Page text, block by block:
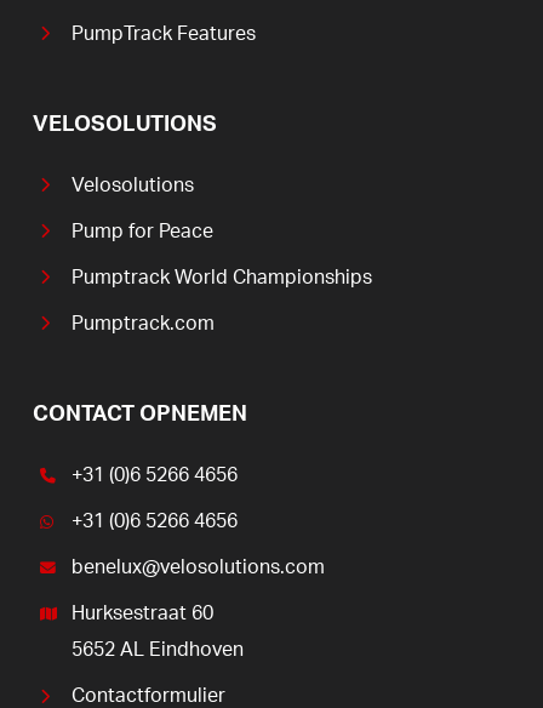
PumpTrack Features
VELOSOLUTIONS
Velosolutions
Pump for Peace
Pumptrack World Championships
Pumptrack.com
CONTACT OPNEMEN
+31 (0)6 5266 4656
+31 (0)6 5266 4656
benelux@velosolutions.com
Hurksestraat 60
5652 AL Eindhoven
Contactformulier